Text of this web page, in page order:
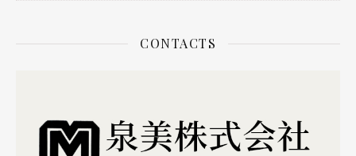
CONTACTS